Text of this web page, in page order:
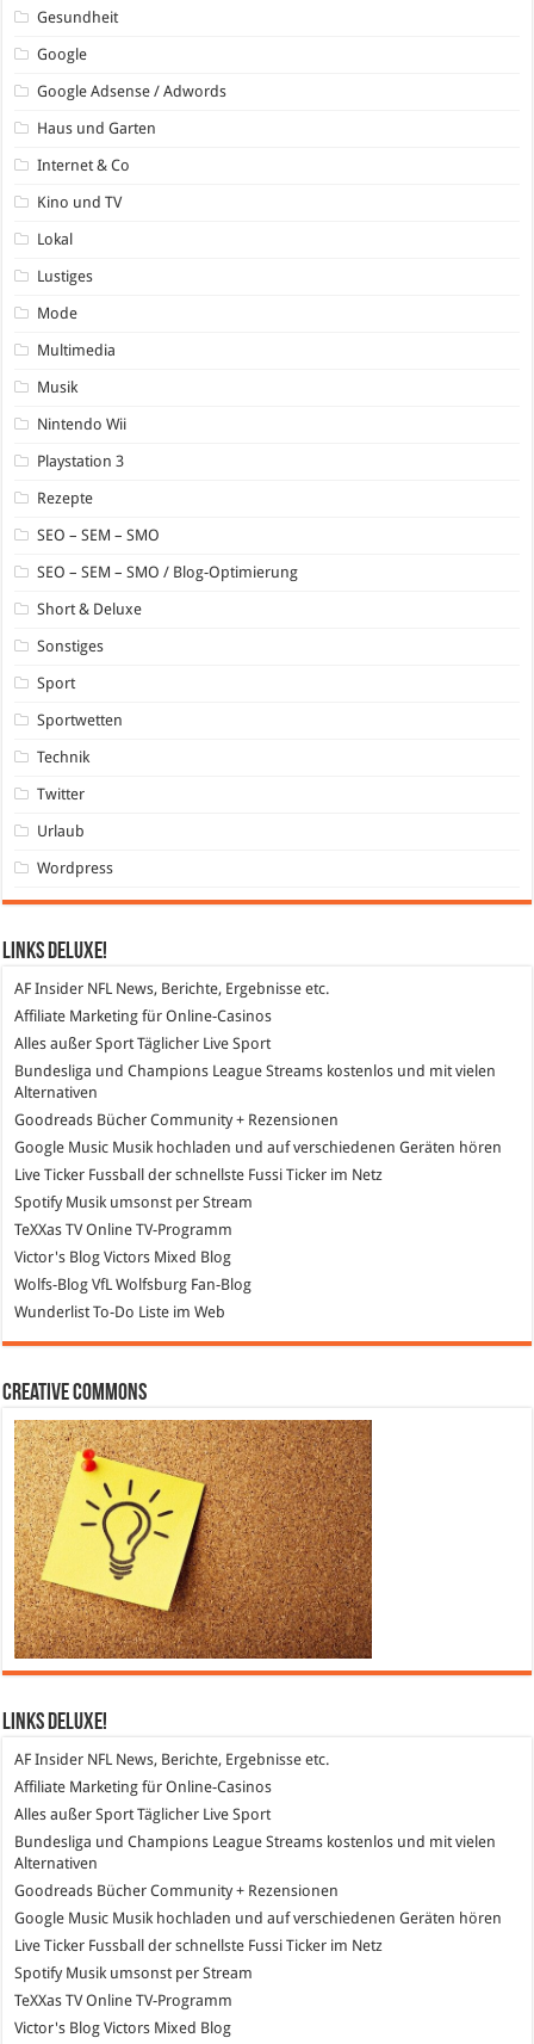
Gesundheit
Google
Google Adsense / Adwords
Haus und Garten
Internet & Co
Kino und TV
Lokal
Lustiges
Mode
Multimedia
Musik
Nintendo Wii
Playstation 3
Rezepte
SEO – SEM – SMO
SEO – SEM – SMO / Blog-Optimierung
Short & Deluxe
Sonstiges
Sport
Sportwetten
Technik
Twitter
Urlaub
Wordpress
Links DeLuXe!
AF Insider NFL News, Berichte, Ergebnisse etc.
Affiliate Marketing für Online-Casinos
Alles außer SportTäglicher Live Sport
Bundesliga und Champions League Streams kostenlos und mit vielen
Alternativen
Goodreads Bücher Community + Rezensionen
Google Music Musik hochladen und auf verschiedenen Geräten hören
Live Ticker Fussball
der schnellste Fussi Ticker im Netz
SpotifyMusik umsonst per Stream
TeXXas TVOnline TV-Programm
Victor's Blog Victors Mixed Blog
Wolfs-Blog VfL Wolfsburg Fan-Blog
WunderlistTo-Do Liste im Web
Creative Commons
Links DeLuXe!
AF Insider NFL News, Berichte, Ergebnisse etc.
Affiliate Marketing für Online-Casinos
Alles außer Sport Täglicher Live Sport
Bundesliga und Champions League Streams kostenlos und mit vielen
Alternativen
Goodreads Bücher Community + Rezensionen
Google Music Musik hochladen und auf verschiedenen Geräten hören
Live Ticker Fussball der schnellste Fussi Ticker im Netz
SpotifyMusik umsonst per Stream
TeXXas TVOnline TV-Programm
Victor's Blog Victors Mixed Blog